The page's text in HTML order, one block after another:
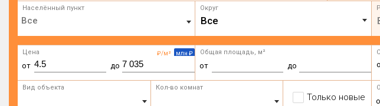
Населённый пункт Округ
Все
₽/м² млн ₽
Цена
от до
Общая площадь, м²
от до
Вид объекта Кол-во комнат
Только новые